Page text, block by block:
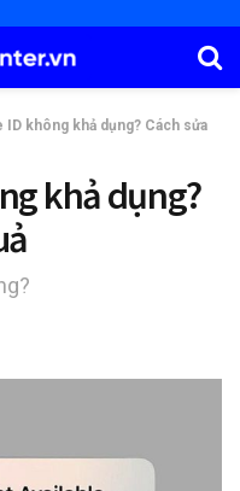
ID không khả dụng? Cách sửa
khả dụng?